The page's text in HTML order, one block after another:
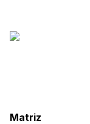
Matriz